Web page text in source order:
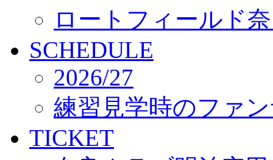
ロートフィールド
SCHEDULE
2026/27
練習見学時のファ
TICKET